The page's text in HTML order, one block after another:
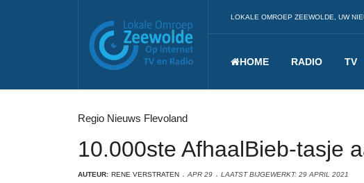
LOKALE OMROEP ZEEWOLDE, UW
HOME RADIO TV
Regio Nieuws Flevoland
10.000ste AfhaalBieb-tasje
AUTEUR: RENE VERSTRATEN APR 29 LAATST BIJGEWERKT: 29 APRIL 2021